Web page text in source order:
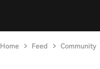
Home Feed Community